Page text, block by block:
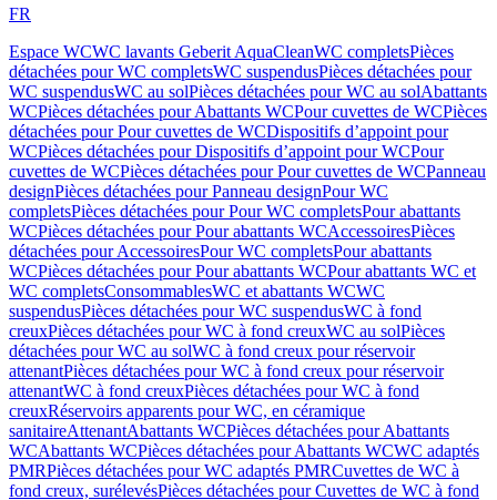
FR
Espace WCWC lavants Geberit AquaCleanWC completsPièces
détachées pour WC completsWC suspendusPièces détachées pour
WC suspendusWC au solPièces détachées pour WC au solAbattants
WCPièces détachées pour Abattants WCPour cuvettes de WCPièces
détachées pour Pour cuvettes de WCDispositifs d’appoint pour
WCPièces détachées pour Dispositifs d’appoint pour WCPour
cuvettes de WCPièces détachées pour Pour cuvettes de WCPanneau
designPièces détachées pour Panneau designPour WC
completsPièces détachées pour Pour WC completsPour abattants
WCPièces détachées pour Pour abattants WCAccessoiresPièces
détachées pour AccessoiresPour WC completsPour abattants
WCPièces détachées pour Pour abattants WCPour abattants WC et
WC completsConsommablesWC et abattants WCWC
suspendusPièces détachées pour WC suspendusWC à fond
creuxPièces détachées pour WC à fond creuxWC au solPièces
détachées pour WC au solWC à fond creux pour réservoir
attenantPièces détachées pour WC à fond creux pour réservoir
attenantWC à fond creuxPièces détachées pour WC à fond
creuxRéservoirs apparents pour WC, en céramique
sanitaireAttenantAbattants WCPièces détachées pour Abattants
WCAbattants WCPièces détachées pour Abattants WCWC adaptés
PMRPièces détachées pour WC adaptés PMRCuvettes de WC à
fond creux, surélevésPièces détachées pour Cuvettes de WC à fond